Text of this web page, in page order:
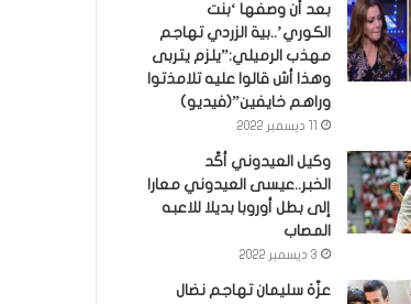
بعد أن وصفها ‘بنت
الكوري’..بية الزردي تهاجم
مهذب الرميلي:”يلزم يتربى
وهذا أش قالوا عليه تلامذتوا
وراهم خايفين”(فيديو)
وكيل العيدوني أكّد
الخبر..عيسى العيدوني معارا
إلى بطل أوروبا بديلا للاعبه
المصاب
3 ديسمبر 2022
عزّة سليمان تهاجم نضال